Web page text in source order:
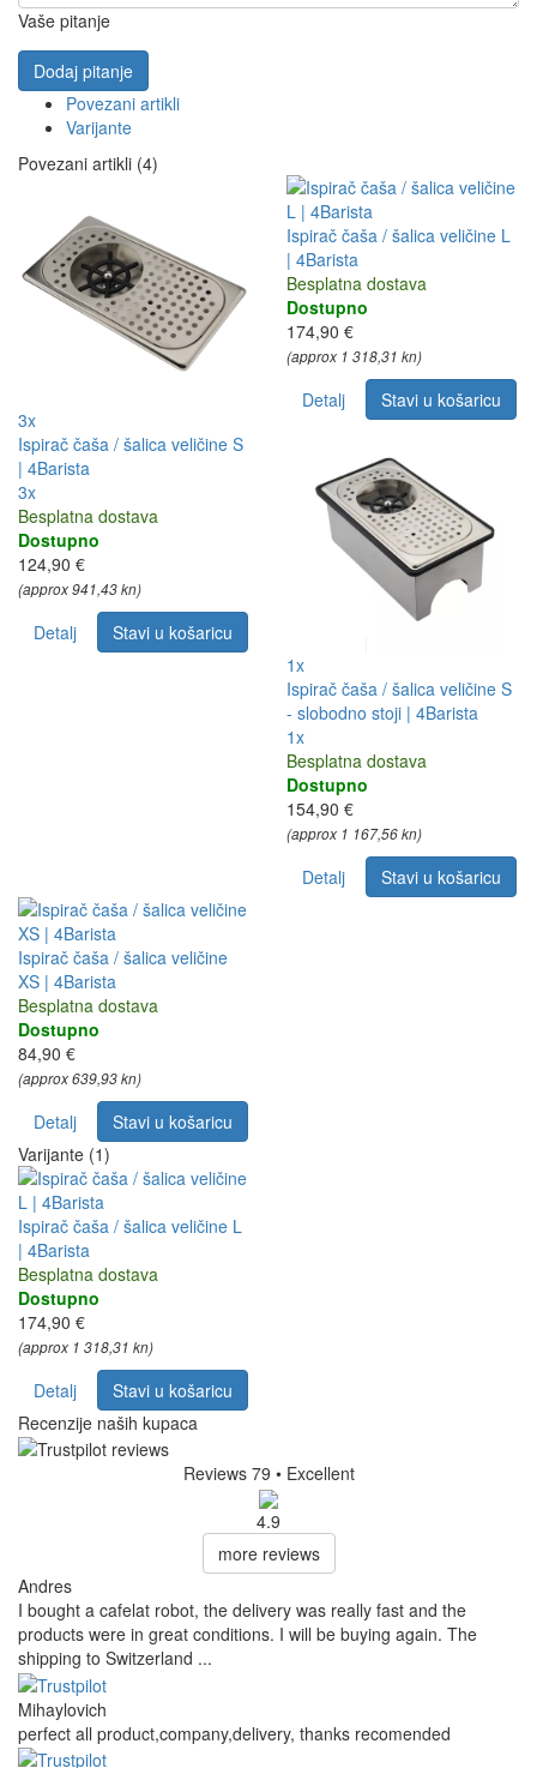
Vaše pitanje
Dodaj pitanje
Povezani artikli
Varijante
Povezani artikli (4)
3x
Ispirač čaša / šalica veličine S
| 4Barista
3x
Besplatna dostava
Dostupno
124,90 €
(approx 941,43 kn)
Detalj Stavi u košaricu
Ispirač čaša / šalica veličine L
| 4Barista
Besplatna dostava
Dostupno
174,90 €
(approx 1 318,31 kn)
Detalj Stavi u košaricu
1x
Ispirač čaša / šalica veličine S
- slobodno stoji | 4Barista
1x
Besplatna dostava
Dostupno
154,90 €
(approx 1 167,56 kn)
Detalj Stavi u košaricu
Ispirač čaša / šalica veličine
XS | 4Barista
Besplatna dostava
Dostupno
84,90 €
(approx 639,93 kn)
Detalj
Stavi u košaricu
Varijante (1)
Ispirač čaša / šalica veličine L
| 4Barista
Besplatna dostava
Dostupno
174,90 €
(approx 1 318,31 kn)
Detalj
Stavi u košaricu
Recenzije naših kupaca
Reviews 79 • Excellent
4.9
more reviews
Andres
I bought a cafelat robot, the delivery was really fast and the
products were in great conditions. I will be buying again. The
shipping to Switzerland ...
Mihaylovich
perfect all product,company,delivery, thanks recomended